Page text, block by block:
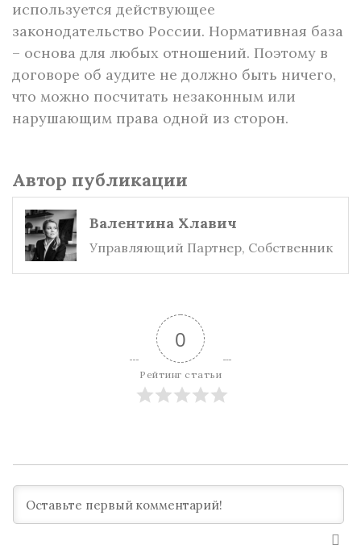
используется действующее
законодательство России. Нормативная база
– основа для любых отношений. Поэтому в
договоре об аудите не должно быть ничего,
что можно посчитать незаконным или
нарушающим права одной из сторон.
Автор публикации
Валентина Хлавич
Управляющий Партнер, Собственник
0
Рейтинг статьи